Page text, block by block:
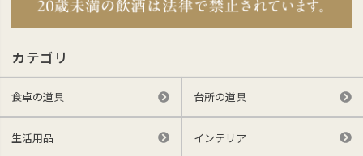
カテゴリ
食卓の道具 台所の道具
生活用品 インテリア